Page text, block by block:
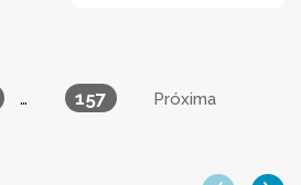
… 157 Próxima